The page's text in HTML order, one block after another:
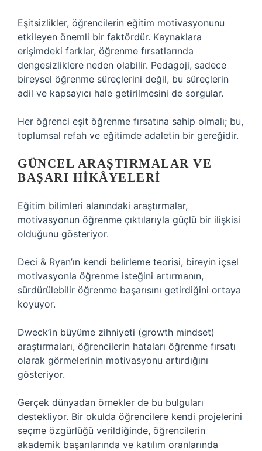
Eşitsizlikler, öğrencilerin eğitim motivasyonunu
etkileyen önemli bir faktördür. Kaynaklara
erişimdeki farklar, öğrenme fırsatlarında
dengesizliklere neden olabilir. Pedagoji, sadece
bireysel öğrenme süreçlerini değil, bu süreçlerin
adil ve kapsayıcı hale getirilmesini de sorgular.
Her öğrenci eşit öğrenme fırsatına sahip olmalı; bu,
toplumsal refah ve eğitimde adaletin bir gereğidir.
GÜNCEL ARAŞTIRMALAR VE
BAŞARI HIKÂYELERI
Eğitim bilimleri alanındaki araştırmalar,
motivasyonun öğrenme çıktılarıyla güçlü bir ilişkisi
olduğunu gösteriyor.
Deci & Ryan’ın kendi belirleme teorisi, bireyin içsel
motivasyonla öğrenme isteğini artırmanın,
sürdürülebilir öğrenme başarısını getirdiğini ortaya
koyuyor.
Dweck’in büyüme zihniyeti (growth mindset)
araştırmaları, öğrencilerin hataları öğrenme fırsatı
olarak görmelerinin motivasyonu artırdığını
gösteriyor.
Gerçek dünyadan örnekler de bu bulguları
destekliyor. Bir okulda öğrencilere kendi projelerini
seçme özgürlüğü verildiğinde, öğrencilerin
akademik başarılarında ve katılım oranlarında